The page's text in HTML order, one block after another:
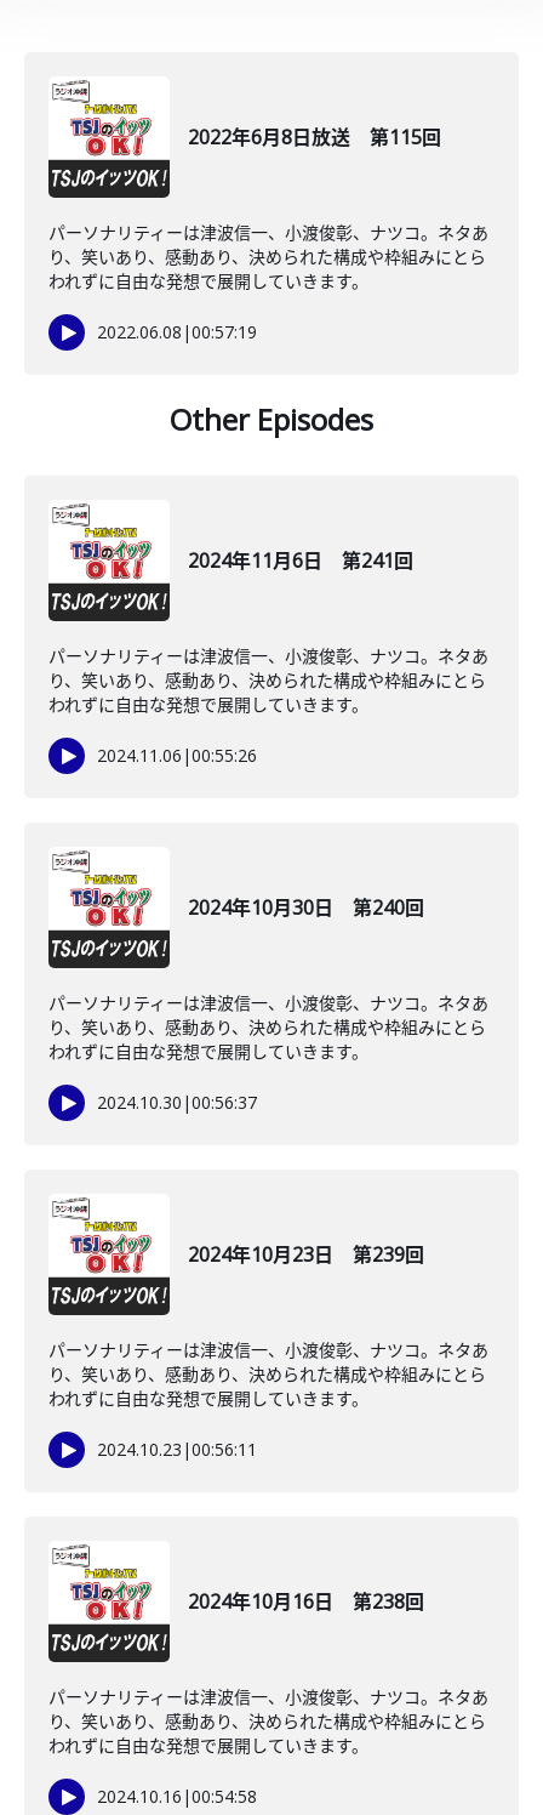
2022年6月8日放送 第115回
パーソナリティーは津波信一、小渡俊彰、ナツコ。ネタあ
り、笑いあり、感動あり、決められた構成や枠組みにとら
われずに自由な発想で展開していきます。
2022.06.08 |00:57:19
Other Episodes
2024年11月6日 第241回
パーソナリティーは津波信一、小渡俊彰、ナツコ。ネタあ
り、笑いあり、感動あり、決められた構成や枠組みにとら
われずに自由な発想で展開していきます。
2024.11.06 |00:55:26
2024年10月30日 第240回
パーソナリティーは津波信一、小渡俊彰、ナツコ。ネタあ
り、笑いあり、感動あり、決められた構成や枠組みにとら
われずに自由な発想で展開していきます。
2024.10.30 |00:56:37
2024年10月23日 第239回
パーソナリティーは津波信一、小渡俊彰、ナツコ。ネタあ
り、笑いあり、感動あり、決められた構成や枠組みにとら
われずに自由な発想で展開していきます。
2024.10.23 |00:56:11
2024年10月16日 第238回
パーソナリティーは津波信一、小渡俊彰、ナツコ。ネタあ
り、笑いあり、感動あり、決められた構成や枠組みにとら
われずに自由な発想で展開していきます。
2024.10.16 |00:54:58